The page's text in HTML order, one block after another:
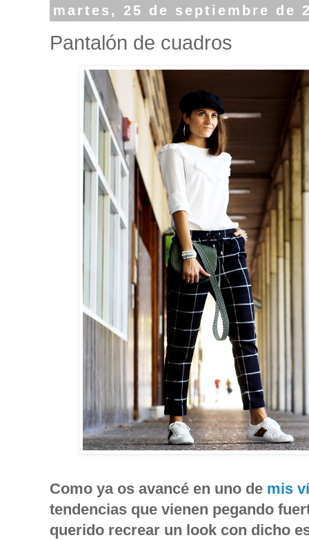
martes, 25 de septiembre de
Pantalón de cuadros
Como ya os avancé en uno de mis
tendencias que vienen pegando
querido recrear un look con dicho